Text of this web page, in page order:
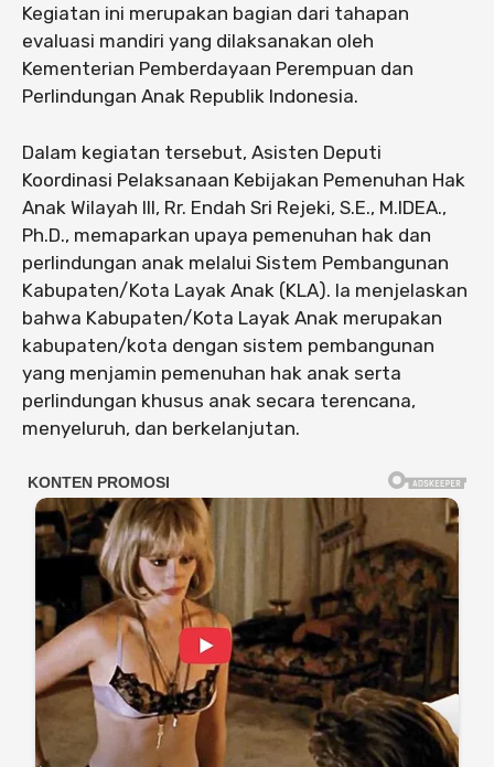
Kegiatan ini merupakan bagian dari tahapan
evaluasi mandiri yang dilaksanakan oleh
Kementerian Pemberdayaan Perempuan dan
Perlindungan Anak Republik Indonesia.
Dalam kegiatan tersebut, Asisten Deputi
Koordinasi Pelaksanaan Kebijakan Pemenuhan Hak
Anak Wilayah III, Rr. Endah Sri Rejeki, S.E., M.IDEA.,
Ph.D., memaparkan upaya pemenuhan hak dan
perlindungan anak melalui Sistem Pembangunan
Kabupaten/Kota Layak Anak (KLA). Ia menjelaskan
bahwa Kabupaten/Kota Layak Anak merupakan
kabupaten/kota dengan sistem pembangunan
yang menjamin pemenuhan hak anak serta
perlindungan khusus anak secara terencana,
menyeluruh, dan berkelanjutan.